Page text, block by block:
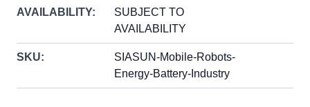
AVAILABILITY:
SUBJECT TO
AVAILABILITY
SKU:
SIASUN-Mobile-Robots-
Energy-Battery-Industry